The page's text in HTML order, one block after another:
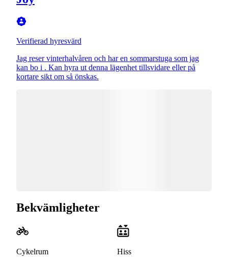
Verifierad hyresvärd
Jag reser vinterhalvåren och har en sommarstuga som jag
kan bo i . Kan hyra ut denna lägenhet tillsvidare eller på
kortare sikt om så önskas.
Bekvämligheter
Cykelrum Hiss